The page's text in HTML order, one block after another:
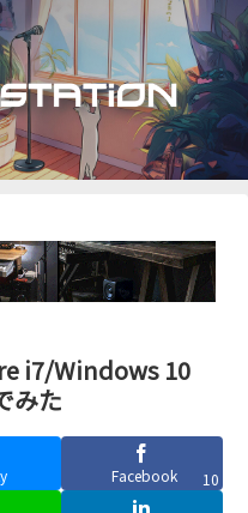
i7/Windows 10
みた
Facebook 10